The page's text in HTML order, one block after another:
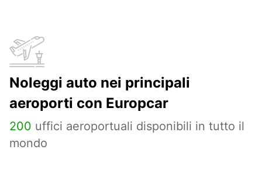
Noleggi auto nei principali
aeroporti con Europcar
200 uffici aeroportuali disponibili in tutto il
mondo